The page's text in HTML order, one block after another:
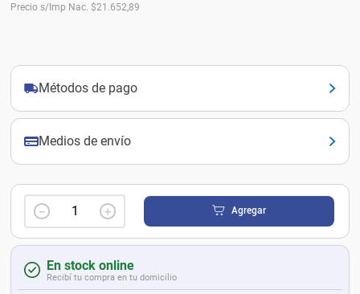
Precio s/Imp Nac. $21.652,89
Métodos de pago
Medios de envío
＋
－ Agregar
En stock online
Recibí tu compra en tu domicilio